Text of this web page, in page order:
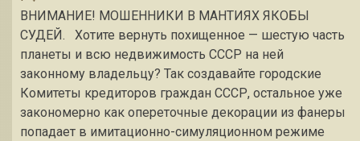
ВНИМАНИЕ! МОШЕННИКИ В МАНТИЯХ ЯКОБЫ
СУДЕЙ. Хотите вернуть похищенное — шестую часть
планеты и всю недвижимость СССР на ней
законному владельцу? Так создавайте городские
Комитеты кредиторов граждан СССР, остальное уже
закономерно как опереточные декорации из фанеры
попадает в имитационно-симуляционном режиме